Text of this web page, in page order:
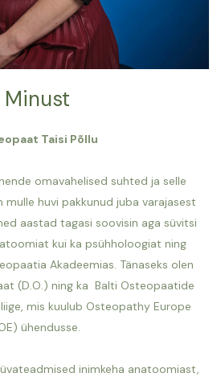
Minust
Taisi Põllu
omavahelised suhted ja selle
huvi pakkunud juba varajasest
aastad tagasi soovisin aga süvitsi
kui ka psühholoogiat ning
Akadeemias. Tänaseks olen
(D.O.) ning ka Balti Osteopaatide
mis kuulub Osteopathy Europe
ühendusse.
inimkeha anatoomiast,